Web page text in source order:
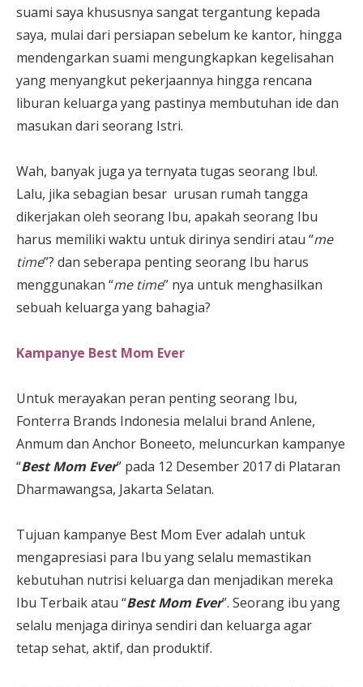
suami saya khususnya sangat tergantung kepada
saya, mulai dari persiapan sebelum ke kantor, hingga
mendengarkan suami mengungkapkan kegelisahan
yang menyangkut pekerjaannya hingga rencana
liburan keluarga yang pastinya membutuhan ide dan
masukan dari seorang Istri.
Wah, banyak juga ya ternyata tugas seorang Ibu!.
Lalu, jika sebagian besar urusan rumah tangga
dikerjakan oleh seorang Ibu, apakah seorang Ibu
harus memiliki waktu untuk dirinya sendiri atau “me
time”? dan seberapa penting seorang Ibu harus
menggunakan “me time” nya untuk menghasilkan
sebuah keluarga yang bahagia?
Kampanye Best Mom Ever
Untuk merayakan peran penting seorang Ibu,
Fonterra Brands Indonesia melalui brand Anlene,
Anmum dan Anchor Boneeto, meluncurkan kampanye
“Best Mom Ever” pada 12 Desember 2017 di Plataran
Dharmawangsa, Jakarta Selatan.
Tujuan kampanye Best Mom Ever adalah untuk
mengapresiasi para Ibu yang selalu memastikan
kebutuhan nutrisi keluarga dan menjadikan mereka
Ibu Terbaik atau “Best Mom Ever”. Seorang ibu yang
selalu menjaga dirinya sendiri dan keluarga agar
tetap sehat, aktif, dan produktif.